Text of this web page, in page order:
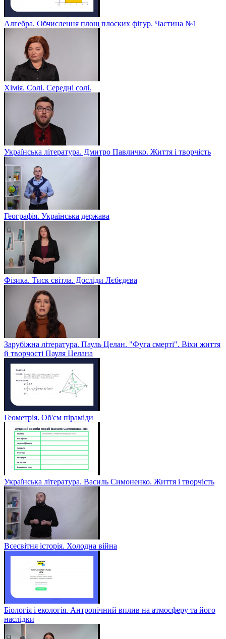
Алгебра. Обчислення площ плоских фігур. Частина №1
Хімія. Солі. Середні солі.
Українська література. Дмитро Павличко. Життя і творчість
Географія. Українська держава
Фізика. Тиск світла. Досліди Лєбєдєва
Зарубіжна література. Пауль Целан. "Фуга смерті". Віхи життя
й творчості Пауля Целана
Геометрія. Об'єм піраміди
Українська література. Василь Симоненко. Життя і творчість
Всесвітня історія. Холодна війна
Біологія і екологія. Антропічний вплив на атмосферу та його
наслідки